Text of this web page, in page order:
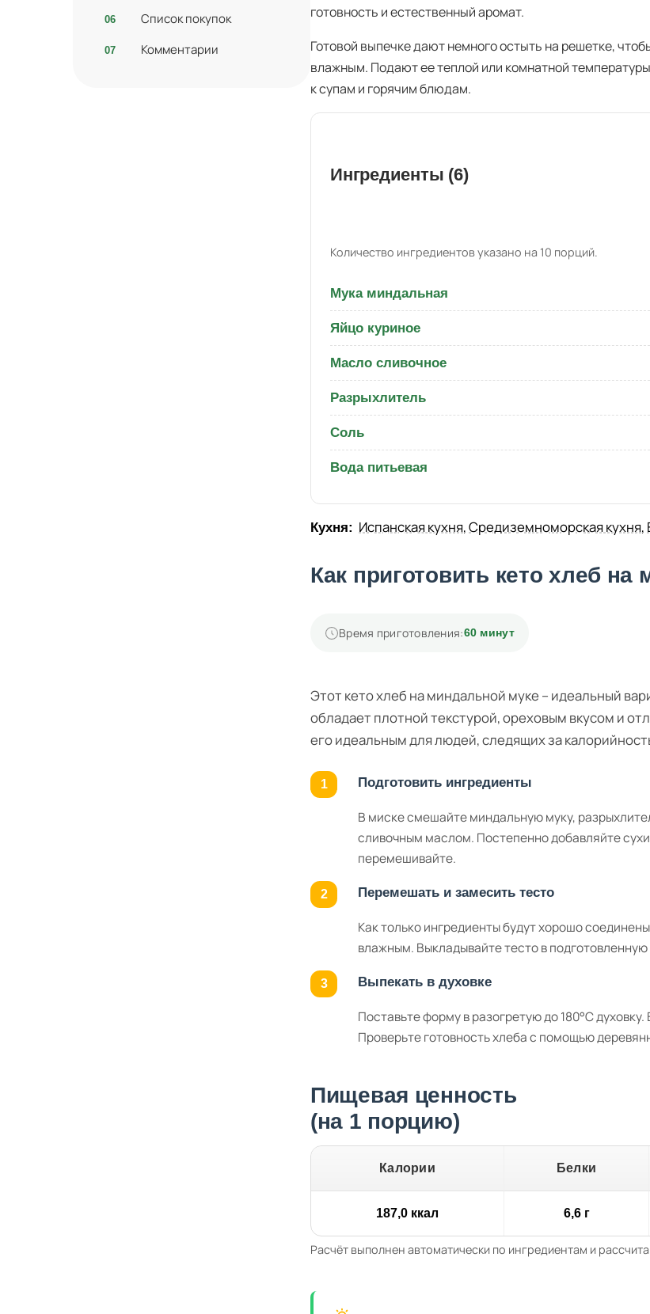
Список покупок
Комментарии
готовность и естественный аромат.
Готовой выпечке дают немного остыть на решетке,
влажным. Подают ее теплой или комнатной
к супам и горячим блюдам.
Ингредиенты (6)
Количество ингредиентов указано на 10 порций.
Мука миндальная
Яйцо куриное
Масло сливочное
Разрыхлитель
Соль
Вода питьевая
Кухня: Испанская кухня,Средиземноморская кухня,
Как приготовить кето хлеб
Время приготовления:60 минут
Этот кето хлеб на миндальной муке – идеальный
обладает плотной текстурой, ореховым вкусом и
его идеальным для людей, следящих за
Подготовить ингредиенты
В миске смешайте миндальную муку,
сливочным маслом. Постепенно добавляйте
перемешивайте.
Перемешать и замесить тесто
Как только ингредиенты будут хорошо
влажным. Выкладывайте тесто в
Выпекать в духовке
Поставьте форму в разогретую до 180°C
Проверьте готовность хлеба с помощью
Пищевая ценность
(на 1 порцию)
Калории Белки
187,0 ккал 6,6 г
Расчёт выполнен автоматически по ингредиентам и